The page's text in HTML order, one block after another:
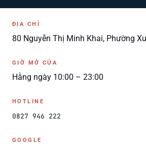
ĐỊA CHỈ
80 Nguyễn Thị Minh Khai, Phường
GIỜ MỞ CỬA
Hằng ngày 10:00 – 23:00
HOTLINE
0827 946 222
GOOGLE